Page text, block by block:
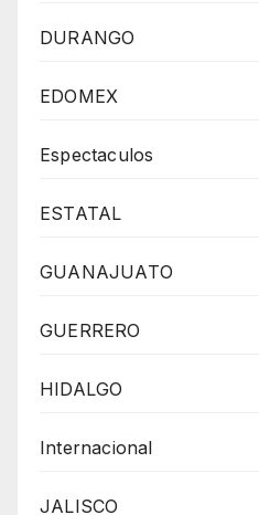
DURANGO
EDOMEX
Espectaculos
ESTATAL
GUANAJUATO
GUERRERO
HIDALGO
Internacional
JALISCO